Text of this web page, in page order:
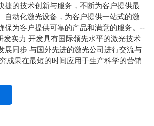
捷的技术创新与服务，不断为客户提供最
自动化激光设备，为客户提供一站式的激
保为客户提供可靠的产品和满意的服务。--
发实力 开发具有国际领先水平的激光技术
展同步 与国外先进的激光公司进行交流与
成果在最短的时间应用于生产科学的营销